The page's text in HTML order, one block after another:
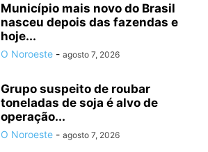
Município mais novo do Brasil
nasceu depois das fazendas e
hoje...
O Noroeste - agosto 7, 2026
Grupo suspeito de roubar
toneladas de soja é alvo de
operação...
O Noroeste - agosto 7, 2026